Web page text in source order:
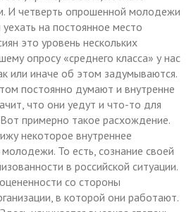
И четверть опрошенной молодежи
на постоянное место
это уровень нескольких
опросу «среднего класса» у нас
или иначе об этом задумываются.
постоянно думают и внутренне
что они уедут и что-то для
примерно такое расхождение.
некоторое внутреннее
То есть, сознание своей
в российской ситуации.
со стороны
в которой они работают.